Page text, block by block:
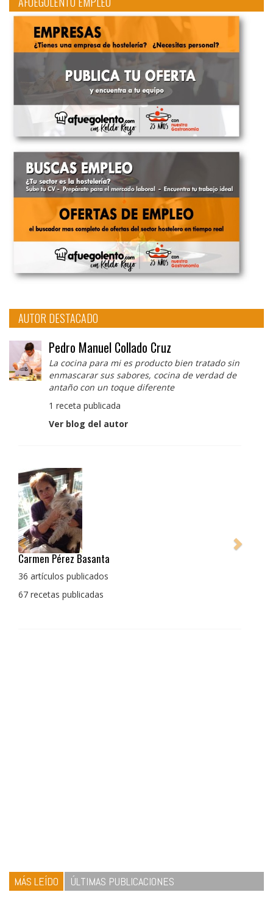
AUTOR DESTACADO
Pedro Manuel Collado Cruz
La cocina para mi es producto bien tratado sin
enmascarar sus sabores, cocina de verdad de
antaño con un toque diferente
1 receta publicada
Ver blog del autor
Pedro Manuel Collado Cruz
La cocina para mi es producto bien tratado sin
con un toque diferente